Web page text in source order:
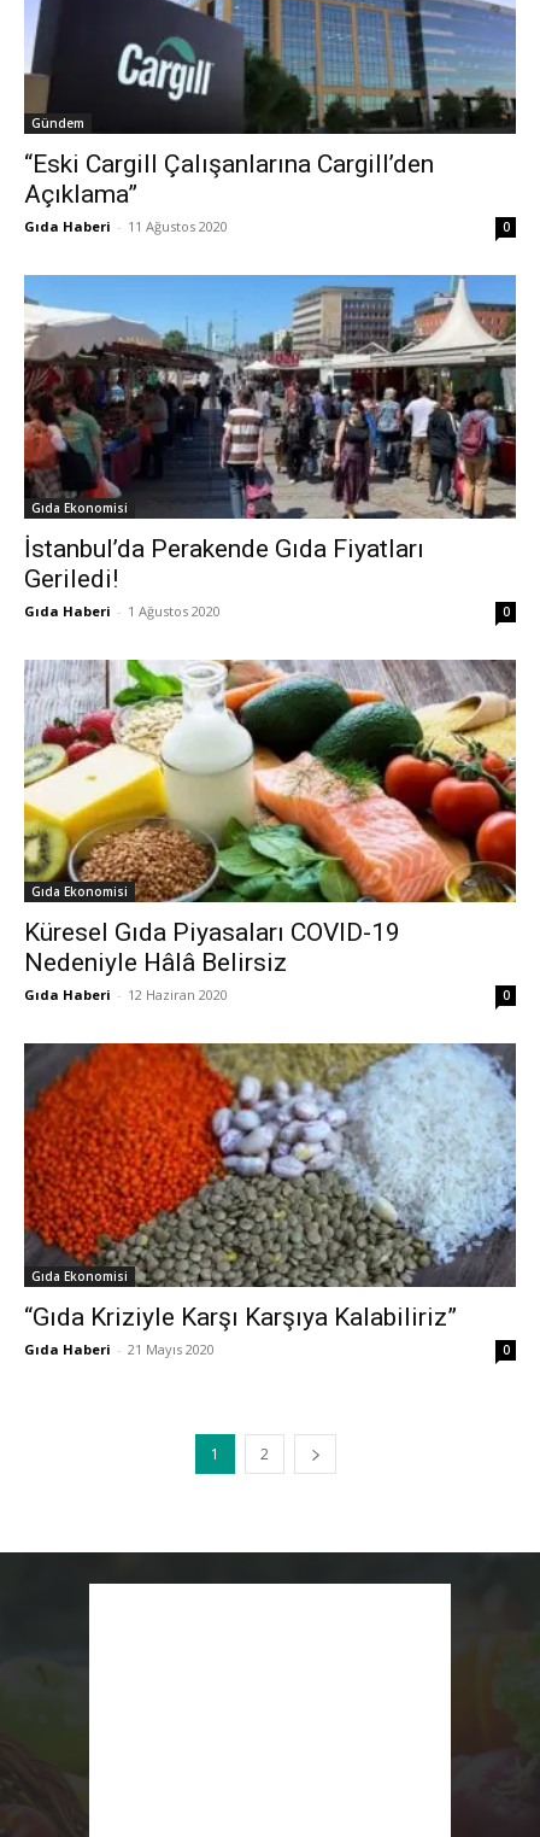
Gündem
“Eski Cargill Çalışanlarına Cargill’den
Açıklama”
Gıda Haberi - 11 Ağustos 2020 0
Gıda Ekonomisi
İstanbul’da Perakende Gıda Fiyatları
Geriledi!
Gıda Haberi - 1 Ağustos 2020 0
Gıda Ekonomisi
Küresel Gıda Piyasaları COVID-19
Nedeniyle Hâlâ Belirsiz
Gıda Haberi - 12 Haziran 2020 0
Gıda Ekonomisi
“Gıda Kriziyle Karşı Karşıya Kalabiliriz”
Gıda Haberi - 21 Mayıs 2020 0
1 2